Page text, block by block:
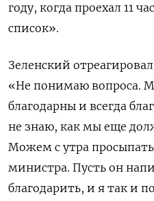
году, когда проехал 11
список».
Зеленский
«Не понимаю вопроса.
благодарны и всегда
не знаю, как мы еще
Можем с утра
министра. Пусть он
благодарить, и я так и